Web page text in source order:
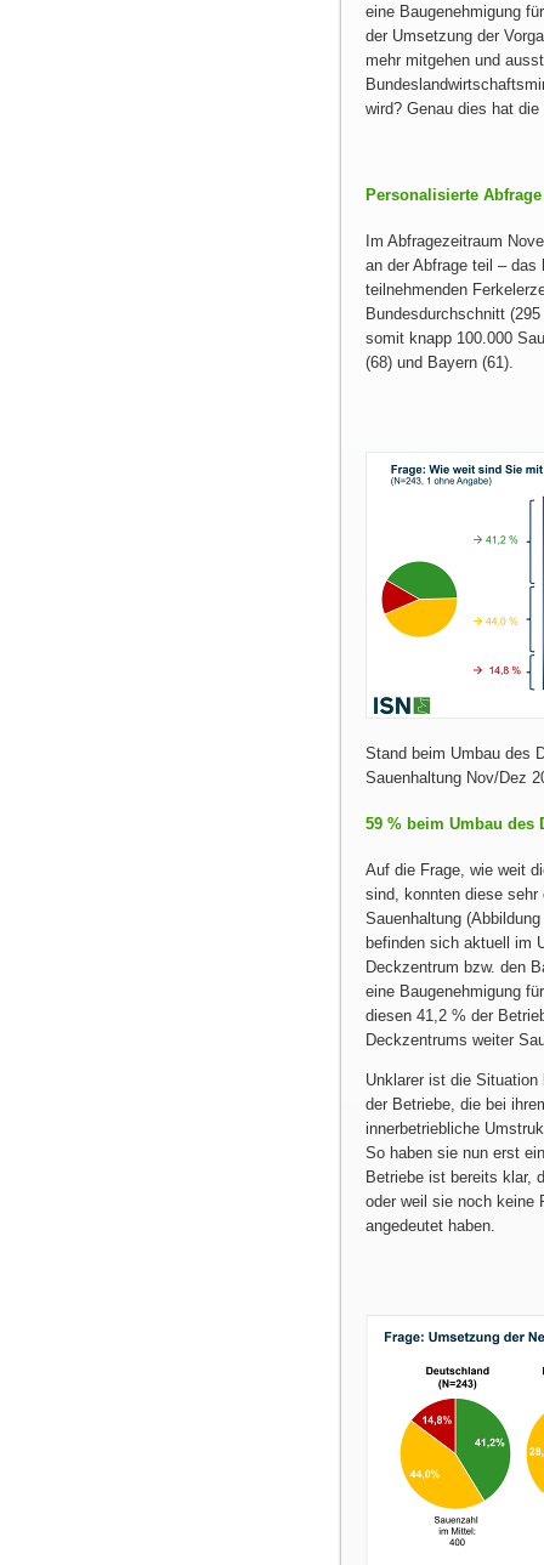
eine Baugenehmigung
der Umsetzung der
mehr mitgehen und
wird? Genau dies hat
Personalisierte Abfrage
Im Abfragezeitraum
an der Abfrage teil –
teilnehmenden
Bundesdurchschnitt
somit knapp 100.000
(68) und Bayern (61).
Stand beim Umbau des
Sauenhaltung Nov/Dez
59 % beim Umbau des
Auf die Frage, wie weit
sind, konnten diese
Sauenhaltung
befinden sich aktuell im
Deckzentrum bzw. den
eine Baugenehmigung
diesen 41,2 % der
Deckzentrums weiter
Unklarer ist die
der Betriebe, die bei
innerbetriebliche
So haben sie nun erst
Betriebe ist bereits klar,
oder weil sie noch keine
angedeutet haben.